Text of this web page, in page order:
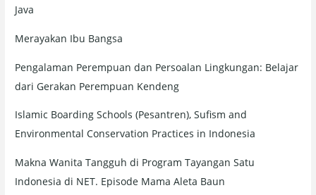
Java
Merayakan Ibu Bangsa
Pengalaman Perempuan dan Persoalan Lingkungan: Belajar
dari Gerakan Perempuan Kendeng
Islamic Boarding Schools (Pesantren), Sufism and
Environmental Conservation Practices in Indonesia
Makna Wanita Tangguh di Program Tayangan Satu
Indonesia di NET. Episode Mama Aleta Baun